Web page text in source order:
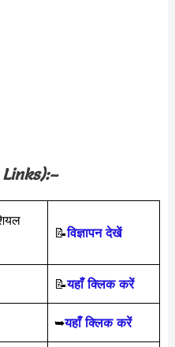
📝विज्ञापन देखें
📝यहाँ क्लिक करें
➥यहाँ क्लिक करें